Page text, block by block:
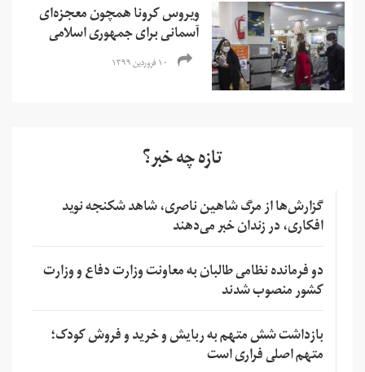
ویروس کرونا همچون معجزه‌ای
آسمانی برای جمهوری اسلامی
۱۰ فروردین ۱۳۹۹
تازه چه خبر؟
گزارش‌ها از مرگ شاهین ناصری، شاهد شکنجه نوید
افکاری، در زندان خبر می‌دهند
دو فرمانده نظامی طالبان به معاونت وزارت دفاع و وزارت
کشور منصوب شدند
بازداشت شش متهم به ربایش و خرید و فروش کودک؛
متهم اصلی فراری است